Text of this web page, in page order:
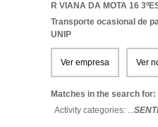
R VIANA DA MOTA 16
Transporte ocasional de
UNIP
Ver empresa Ver
Matches in the search for:
Activity categories: ...